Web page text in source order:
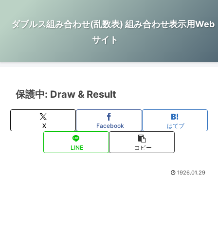
ダブルス組み合わせ(乱数表) 組み合わせ表示用Web
サイト
保護中: Draw & Result
X Facebook はてブ
LINE コピー
1926.01.29